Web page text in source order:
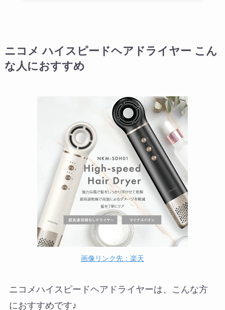
ニコメ ハイスピードヘアドライヤー こん
な人におすすめ
画像リンク先：楽天
ニコメハイスピードヘアドライヤーは、こんな方
におすすめです♪